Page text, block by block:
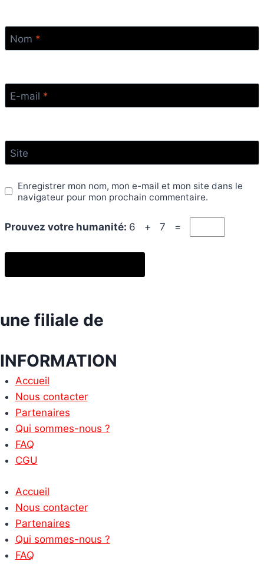
Nom *
E-mail *
Site
Enregistrer mon nom, mon e-mail et mon site dans le
navigateur pour mon prochain commentaire.
Prouvez votre humanité: 6 + 7 =
une filiale de
INFORMATION
Accueil
Nous contacter
Partenaires
Qui sommes-nous ?
FAQ
CGU
Accueil
Nous contacter
Partenaires
Qui sommes-nous ?
FAQ